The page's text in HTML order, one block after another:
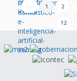
← 1 2
12